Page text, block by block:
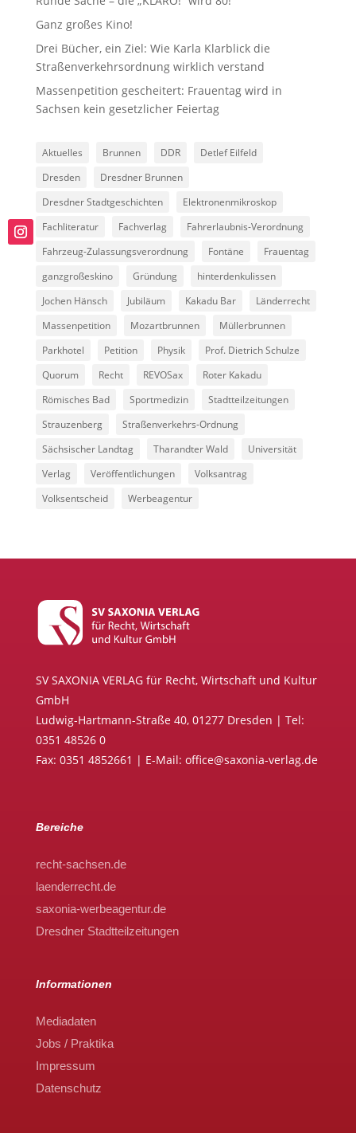
Ganz großes Kino!
Drei Bücher, ein Ziel: Wie Karla Klarblick die
Straßenverkehrsordnung wirklich verstand
Massenpetition gescheitert: Frauentag wird in
Sachsen kein gesetzlicher Feiertag
Aktuelles Brunnen DDR
Detlef Eilfeld
Dresden
Dresdner Brunnen
Dresdner Stadtgeschichten
Elektronenmikroskop
Fachliteratur
Fachverlag
Fahrerlaubnis-Verordnung
Fahrzeug-Zulassungsverordnung
Fontäne
Frauentag
ganzgroßeskino
Gründung
hinterdenkulissen
Jochen Hänsch
Jubiläum Kakadu Bar
Länderrecht
Massenpetition
Mozartbrunnen
Müllerbrunnen
Parkhotel
Petition Physik
Prof. Dietrich Schulze
Quorum
Recht REVOSax
Roter Kakadu
Römisches Bad
Sportmedizin
Stadtteilzeitungen
Strauzenberg
Straßenverkehrs-Ordnung
Sächsischer Landtag
Tharandter Wald
Universität
Verlag
Veröffentlichungen
Volksantrag
Volksentscheid
Werbeagentur
SV SAXONIA VERLAG für Recht, Wirtschaft und Kultur
GmbH
Ludwig-Hartmann-Straße 40, 01277 Dresden | Tel:
0351 48526 0
Fax: 0351 4852661 | E-Mail: office@saxonia-verlag.de
Bereiche
recht-sachsen.de
laenderrecht.de
saxonia-werbeagentur.de
Dresdner Stadtteilzeitungen
Informationen
Mediadaten
Jobs / Praktika
Impressum
Datenschutz